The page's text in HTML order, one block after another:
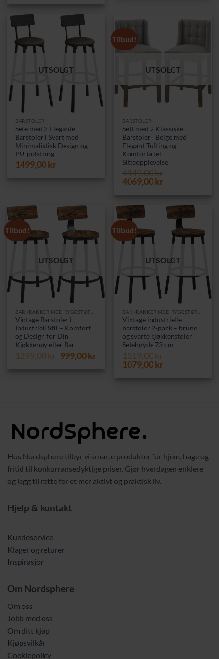
1849,00 kr.
1739,00 kr.
UTSOLGT
BARSTOLER
Sete med 2 Elegante
Barstoler i Svart med
Minimalistisk Design og
PU-polstring
1499,00kr
Tilbud!
UTSOLGT
BARSTOLER
Sett med 2 Klassiske
Barstoler i Beige med
Elegant Tufting og
Komfortabel
Sitteopplevelse
4149,00kr
Opprinnelig
4149,00 kr.
4069,00krNåværende
4069,00 kr.
Tilbud!
UTSOLGT
Vintage Barstoler i
Industriell Stil – Komfort
og Design for Din
Kjøkkenøy eller Bar
1299,00kr Opprinnelig
999,00krNåværende
Tilbud!
UTSOLGT
Vintage industrielle
barstoler 2-pack – brune
og svarte kjøkkenstoler
Setehøyde 73 cm
1319,00kr
Opprinnelig
1079,00krNåværende
Hos Nordsphere tilbyr vi smarte produkter for hjem, hage og
fritid til konkurransedyktige priser. Gjør hverdagen enklere
og legg til rette for et mer aktivt og praktisk liv.
Hjelp & kontakt
Kundeservice
Klager og returer
Inspirasjon
Om Nordsphere
Om oss
Jobb med oss
Om ditt kjøp
Kjøpsvilkår
Cookiepolicy